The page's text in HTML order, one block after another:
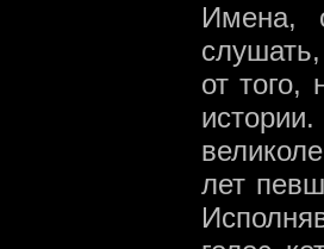
Имена,
от того,
лет